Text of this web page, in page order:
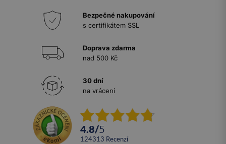
Bezpečné nakupování
s certifikátem SSL
Doprava zdarma
nad 500 Kč
30 dní
na vrácení
4.8/5
124313 recenzí